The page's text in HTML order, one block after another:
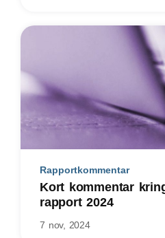
Rapportkommentar
Kort kommentar
rapport 2024
7 nov, 2024